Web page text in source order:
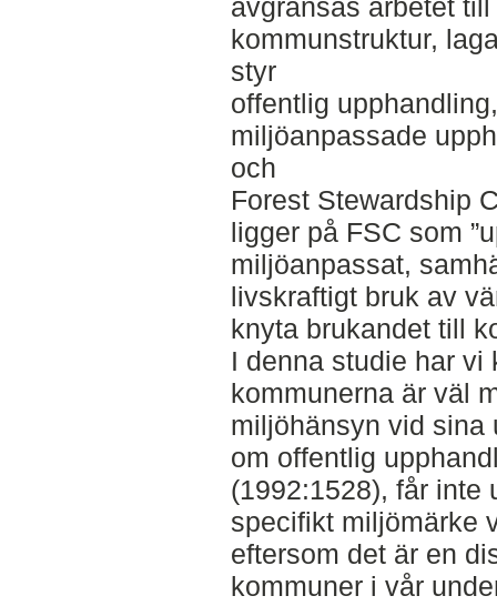
avgränsas arbetet
kommunstruktur,
styr
offentlig
miljöanpassade
och
Forest Stewardship
ligger på FSC som
miljöanpassat,
livskraftigt bruk av
knyta brukandet till
I denna studie har vi
kommunerna är väl
miljöhänsyn vid sina
om offentlig
(1992:1528), får inte
specifikt miljömärke
eftersom det är en
kommuner i vår